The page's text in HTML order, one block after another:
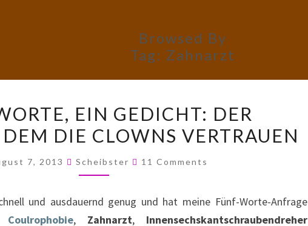
Browsed By
Tag: Zahnarzt
WORTE,
EIN
DER
DEM
EIN GEDICHT: DER
DIE CLOWNS VERTRAUEN
7, 2013 Scheibster Comments
11 Comments
und ausdauernd genug und hat meine Fünf-Worte-Anfrage
Coulrophobie, Zahnarzt, Innensechskantschraubendreher